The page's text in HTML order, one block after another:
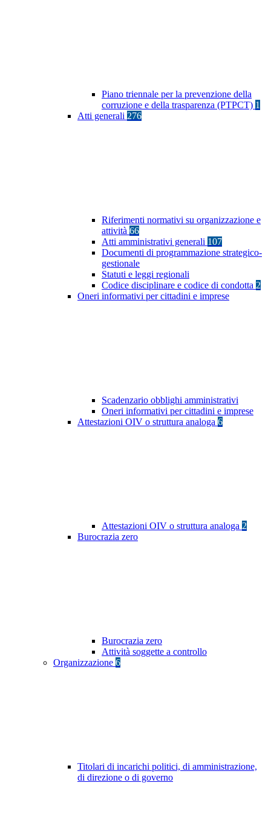
Piano triennale per la prevenzione della
corruzione e della trasparenza (PTPCT) 1
Atti generali 276
Riferimenti normativi su organizzazione e
attività 66
Atti amministrativi generali 107
Documenti di programmazione strategico-
gestionale
Statuti e leggi regionali
Codice disciplinare e codice di condotta 2
Oneri informativi per cittadini e imprese
Scadenzario obblighi amministrativi
Oneri informativi per cittadini e imprese
Attestazioni OIV o struttura analoga 6
Attestazioni OIV o struttura analoga 2
Burocrazia zero
Burocrazia zero
Attività soggette a controllo
Organizzazione 6
Titolari di incarichi politici, di amministrazione,
di direzione o di governo